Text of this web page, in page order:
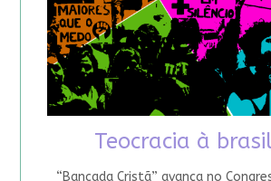
Teocracia à
“Bancada Cristã” avança no